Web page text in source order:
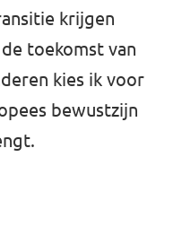
krijgen
toekomst van
kies ik voor
bewustzijn